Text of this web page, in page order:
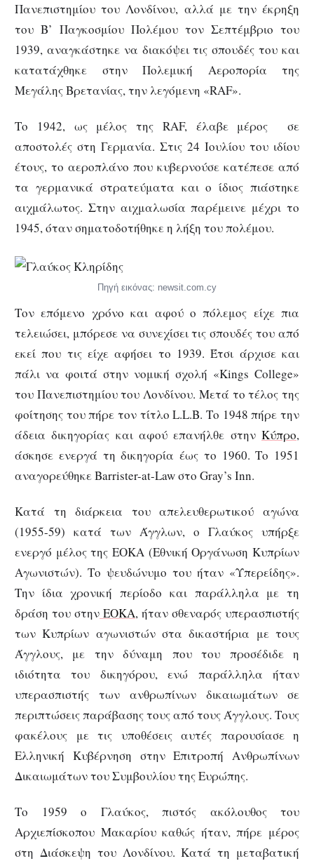
Πανεπιστημίου του Λονδίνου, αλλά με την έκρηξη
του Β’ Παγκοσμίου Πολέμου τον Σεπτέμβριο του
1939, αναγκάστηκε να διακόψει τις σπουδές του και
κατατάχθηκε στην Πολεμική Αεροπορία της
Μεγάλης Βρετανίας, την λεγόμενη «RAF».
Το 1942, ως μέλος της RAF, έλαβε μέρος σε
αποστολές στη Γερμανία. Στις 24 Ιουλίου του ιδίου
έτους, το αεροπλάνο που κυβερνούσε κατέπεσε από
τα γερμανικά στρατεύματα και ο ίδιος πιάστηκε
αιχμάλωτος. Στην αιχμαλωσία παρέμεινε μέχρι το
1945, όταν σηματοδοτήθηκε η λήξη του πολέμου.
Πηγή εικόνας: newsit.com.cy
Τον επόμενο χρόνο και αφού ο πόλεμος είχε πια
τελειώσει, μπόρεσε να συνεχίσει τις σπουδές του από
εκεί που τις είχε αφήσει το 1939. Έτσι άρχισε και
πάλι να φοιτά στην νομική σχολή «Kings College»
του Πανεπιστημίου του Λονδίνου. Μετά το τέλος της
φοίτησης του πήρε τον τίτλο L.L.B. Το 1948 πήρε την
άδεια δικηγορίας και αφού επανήλθε στην Κύπρο,
άσκησε ενεργά τη δικηγορία έως το 1960. Το 1951
αναγορεύθηκε Barrister-at-Law στο Gray’s Ιnn.
Κατά τη διάρκεια του απελευθερωτικού αγώνα
(1955-59) κατά των Άγγλων, ο Γλαύκος υπήρξε
ενεργό μέλος της ΕΟΚΑ (Εθνική Οργάνωση Κυπρίων
Αγωνιστών). Το ψευδώνυμο του ήταν «Υπερείδης».
Την ίδια χρονική περίοδο και παράλληλα με τη
δράση του στην ΕΟΚΑ, ήταν σθεναρός υπερασπιστής
των Κυπρίων αγωνιστών στα δικαστήρια με τους
Άγγλους, με την δύναμη που του προσέδιδε η
ιδιότητα του δικηγόρου, ενώ παράλληλα ήταν
υπερασπιστής των ανθρωπίνων δικαιωμάτων σε
περιπτώσεις παράβασης τους από τους Άγγλους. Τους
φακέλους με τις υποθέσεις αυτές παρουσίασε η
Ελληνική Κυβέρνηση στην Επιτροπή Ανθρωπίνων
Δικαιωμάτων του Συμβουλίου της Ευρώπης.
Το 1959 ο Γλαύκος, πιστός ακόλουθος του
Αρχιεπίσκοπου Μακαρίου καθώς ήταν, πήρε μέρος
στη Διάσκεψη του Λονδίνου. Κατά τη μεταβατική